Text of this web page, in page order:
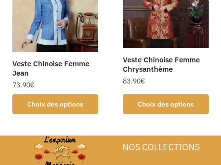
Veste Chinoise Femme
Jean
73.90€
Choix des options
Veste Chinoise Femme
Chrysanthème
83.90€
Choix des options
NOS COLLECTIONS